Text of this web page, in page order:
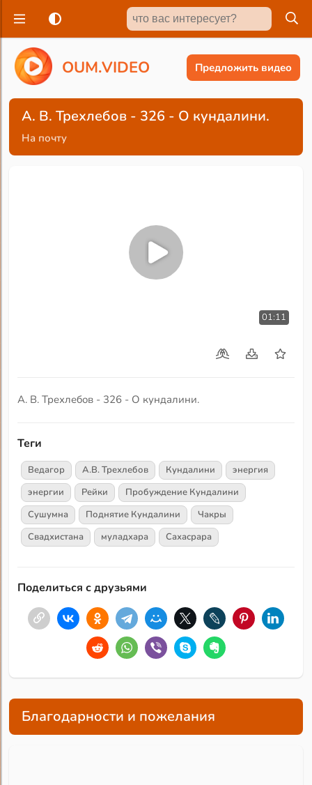
OUM.VIDEO Предложить видео
А. В. Трехлебов - 326 - О кундалини.
На почту
01:11
А. В. Трехлебов - 326 - О кундалини.
Теги
Ведагор А.В. Трехлебов Кундалини
энергия
энергии
Рейки
Пробуждение Кундалини
Сушумна
Поднятие Кундалини
Чакры
Свадхистана
муладхара Сахасрара
Поделиться с друзьями
Благодарности и пожелания